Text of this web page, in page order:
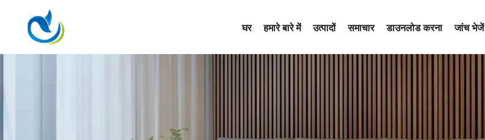
घर हमारे बारे में उत्पादों समाचार डाउनलोड करना जांच भेजें